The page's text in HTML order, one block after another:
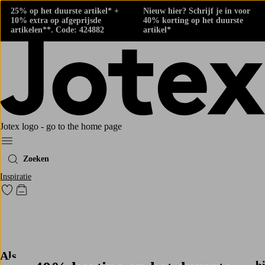
25% op het duurste artikel* +
10% extra op afgeprijsde
artikelen**. Code: 424882
Nieuw hier? Schrijf je in voor
40% korting op het duurste
artikel*
Jotex logo - go to the home page
Menu
Zoeken
Inspiratie
Ga naar favoriet gemarkeerde producten
Go to checkout
Als